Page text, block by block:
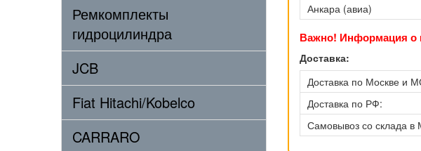
Ремкомплекты
гидроцилиндра
JCB
Fiat Hitachi/Kobelco
CARRARO
Анкара (авиа)
Важно! Информация о
Доставка:
Доставка по Москве и
Доставка по РФ:
Самовывоз со склада в